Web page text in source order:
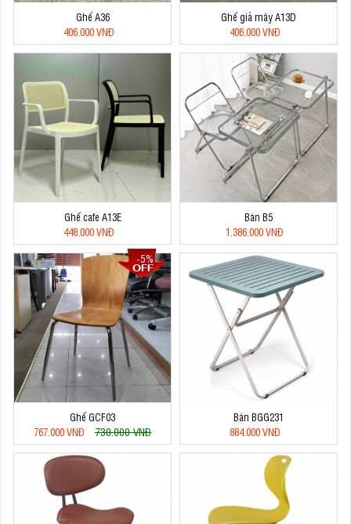
Ghế A36
406.000 VNĐ
Ghế giả mây A13D
406.000 VNĐ
Ghế cafe A13E
448.000 VNĐ
Bàn B5
1.386.000 VNĐ
-5%
Ghế GCF03
767.000 VNĐ
730.000 VNĐ
Bàn BGG231
884.000 VNĐ